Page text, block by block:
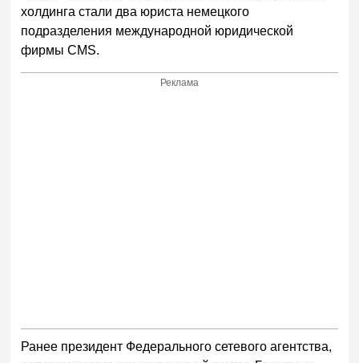
холдинга стали два юриста немецкого
подразделения международной юридической
фирмы CMS.
Реклама
Ранее президент Федерального сетевого агентства,